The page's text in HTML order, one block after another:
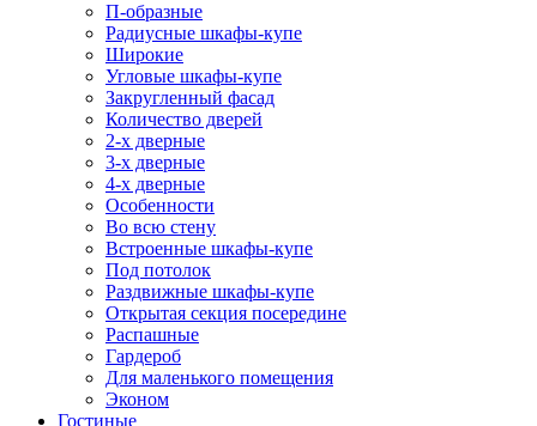
П-образные
Радиусные шкафы-купе
Широкие
Угловые шкафы-купе
Закругленный фасад
Количество дверей
2-х дверные
3-х дверные
4-х дверные
Особенности
Во всю стену
Встроенные шкафы-купе
Под потолок
Раздвижные шкафы-купе
Открытая секция посередине
Распашные
Гардероб
Для маленького помещения
Эконом
Гостиные